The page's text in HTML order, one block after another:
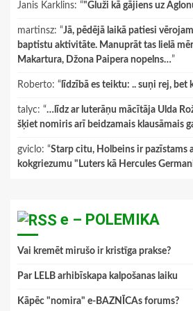
Janis Karklins: “"Gluži kā gājiens uz
martinsz: “Jā, pēdējā laikā patiesi
baptistu aktivitāte. Manuprāt tas lielā
Makartura, Džona Paipera nopelns…”
Roberto: “ līdzībā es teiktu: .. suņi rej, bet
talyc: “…līdz ar luterāņu mācītāja Ulda
šķiet nomiris arī beidzamais klausāmais
gviclo: “Starp citu, Holbeins ir pazīstams
kokgriezumu "Luters kā Hercules
e – POLEMIKA
Vai kremēt mirušo ir kristīga prakse?
Par LELB arhibīskapa kalpošanas laiku
Kāpēc "nomira" e-BAZNĪCAs forums?